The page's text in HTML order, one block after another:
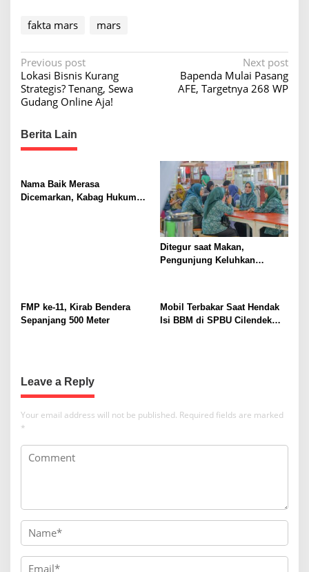
fakta mars mars
P
o
s
n
v
i
n
Previous post
Lokasi Bisnis Kurang
Strategis? Tenang, Sewa
Gudang Online Aja!
Next post
Bapenda Mulai Pasang
AFE, Targetnya 268 WP
Berita Lain
Nama Baik Merasa
Dicemarkan, Kabag Hukum
Ditegur saat Makan,
Pengunjung Keluhkan
FMP ke-11, Kirab Bendera
Sepanjang 500 Meter
Mobil Terbakar Saat Hendak
Isi BBM di SPBU Cilendek
Leave a Reply
Your email address will not be published. Required fields are marked
*